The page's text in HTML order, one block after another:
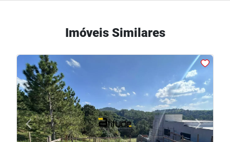
Imóveis Similares
arrow_back_iosPrevious arrow_forward_iosNext